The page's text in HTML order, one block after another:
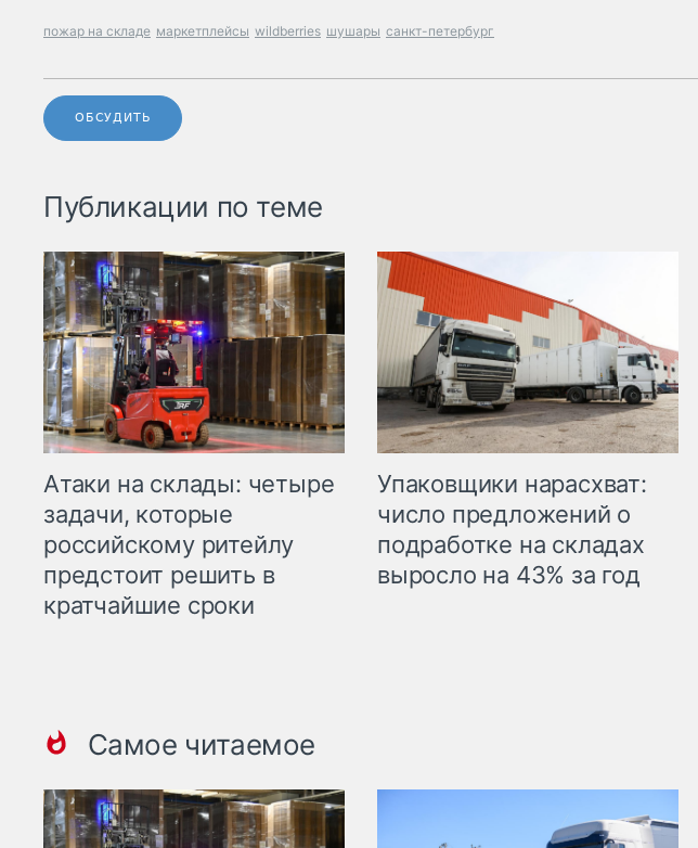
пожар на складе маркетплейсы wildberries шушары санкт-петербург
ОБСУДИТЬ
Публикации по теме
Атаки на склады: четыре
задачи, которые
российскому ритейлу
предстоит решить в
кратчайшие сроки
Упаковщики нарасхват:
число предложений о
подработке на складах
выросло на 43% за год
Самое читаемое